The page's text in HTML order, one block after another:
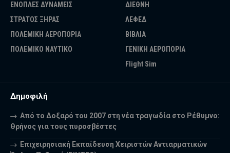
ΕΝΟΠΛΕΣ ΔΥΝΑΜΕΙΣ
ΣΤΡΑΤΟΣ ΞΗΡΑΣ
ΠΟΛΕΜΙΚΗ ΑΕΡΟΠΟΡΙΑ
ΠΟΛΕΜΙΚΟ ΝΑΥΤΙΚΟ
ΔΙΕΘΝΗ
ΛΕΦΕΔ
ΒΙΒΛΙΑ
ΓΕΝΙΚΗ ΑΕΡΟΠΟΡΙΑ
Flight Sim
Δημοφιλή
Από το Δοξαρό του 2007 στη νέα τραγωδία στο Ρέθυμνο:
Θρήνος για τους πυροσβέστες
Επιχειρησιακή Εκπαίδευση Χειριστών Αντιαρματικών